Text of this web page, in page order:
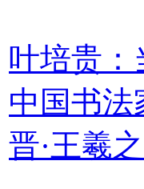
叶培贵：
中国书法
晋·王羲